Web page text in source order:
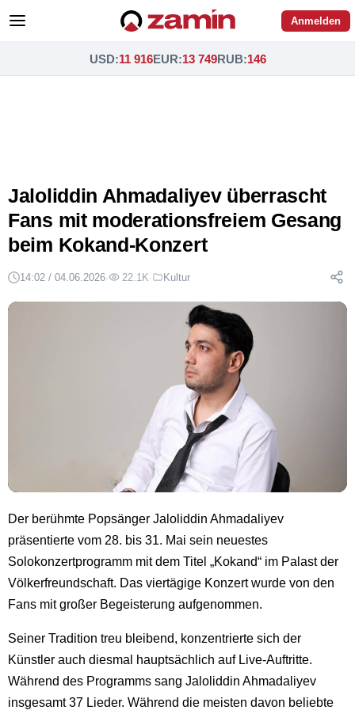
Anmelden
USD:11 916EUR:13 749RUB:146
Jaloliddin Ahmadaliyev überrascht
Fans mit moderationsfreiem Gesang
beim Kokand-Konzert
14:02 / 04.06.2026· 22.1K· Kultur
Der berühmte Popsänger Jaloliddin Ahmadaliyev
präsentierte vom 28. bis 31. Mai sein neuestes
Solokonzertprogramm mit dem Titel „Kokand“ im Palast der
Völkerfreundschaft. Das viertägige Konzert wurde von den
Fans mit großer Begeisterung aufgenommen.
Seiner Tradition treu bleibend, konzentrierte sich der
Künstler auch diesmal hauptsächlich auf Live-Auftritte.
Während des Programms sang Jaloliddin Ahmadaliyev
insgesamt 37 Lieder. Während die meisten davon beliebte